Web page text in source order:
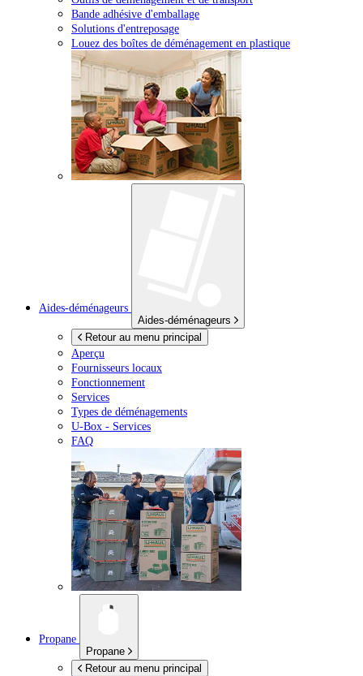
Bande adhésive d'emballage
Solutions d'entreposage
Louez des boîtes de déménagement en plastique
Aides-déménageurs
Aides-déménageurs
Retour au menu principal
Aperçu
Fournisseurs locaux
Fonctionnement
Services
Types de déménagements
U-Box - Services
FAQ
Propane
Propane
Retour au menu principal